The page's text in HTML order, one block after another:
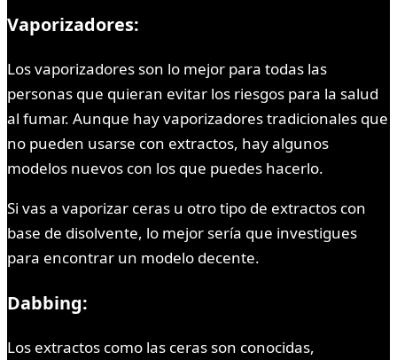
Vaporizadores:
Los vaporizadores son lo mejor para todas las
personas que quieran evitar los riesgos para la salud
al fumar. Aunque hay vaporizadores tradicionales que
no pueden usarse con extractos, hay algunos
modelos nuevos con los que puedes hacerlo.
Si vas a vaporizar ceras u otro tipo de extractos con
base de disolvente, lo mejor sería que investigues
para encontrar un modelo decente.
Dabbing:
Los extractos como las ceras son conocidas,